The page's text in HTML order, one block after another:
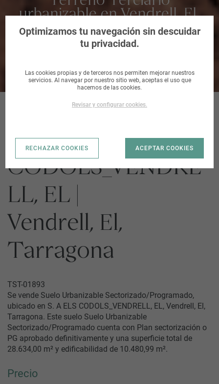
urbanizable en Vendrell, El,
Tarragona
S. A ELS
CODOLS_VENDRE
LL, EL |
Vendrell, El,
Tarragona
TST-01893
Se vende Suelo Urbanizable Sectorizado/Programado,
ubicado en S. A ELS CODOLS_VENDRELL, EL, Vendrell, El,
Tarragona. Este suelo Suelo Urbanizable
Sectorizado/Programado cuenta con Plan sectorización o
PG aprobado definitivamente y una superficie total de
28.634,00 m² y edificabilidad de 10.480,99 m².
Precio
Optimizamos tu navegación sin descuidar
tu privacidad.
Las cookies propias y de terceros nos permiten mejorar nuestros
servicios. Al navegar por nuestro sitio web, aceptas el uso que
hacemos de las cookies.
Revisar y configurar cookies.
RECHAZAR COOKIES ACEPTAR COOKIES